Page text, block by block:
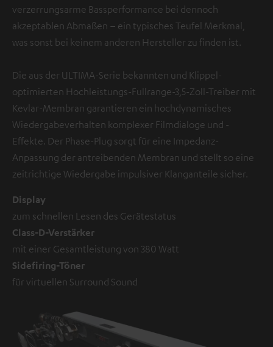
verzerrungsarme Bassperformance bei dennoch
akzeptablen Abmaßen – ein typisches Teufel Merkmal,
was sonst bei keinem anderen Hersteller zu finden ist.
Die aus der ULTIMA-Serie bekannten und Klippel-
optimierten Hochleistungs-Fullrange-3,5-Zoll-Treiber mit
Kevlar-Membran garantieren ein hochdynamisches
Wiedergabeverhalten komplexer Filmdialoge und -
Effekte. Der Phase-Plug sorgt für eine Impedanz-
Anpassung der antreibenden Membran und stellt so eine
zeitrichtige Wiedergabe impulsiver Klanganteile sicher.
Display
zum schnellen Lesen des Gerätestatus
Class-D-Verstärker
mit einer Gesamtleistung von 380 Watt
Sidefiring-Töner
für virtuellen Surround Sound